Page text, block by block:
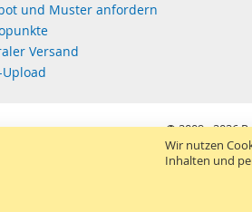
und Muster anfordern
Versand
© 2009 - 2026
Kein
sich nur an gewerblichen Bedarf (§14
Wir nutzen
Inhalten und